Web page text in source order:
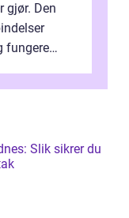
gjør. Den
fungere
Slik sikrer du